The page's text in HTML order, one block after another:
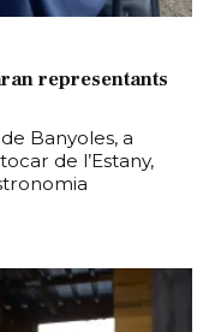
representants
Banyoles, a
de l’Estany,